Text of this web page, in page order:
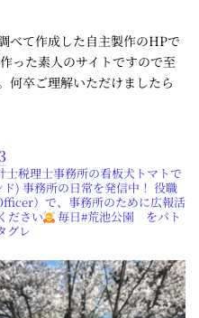
べて作成した自主製作のHPで
った素人のサイトですので至
何卒ご理解いただけましたら
税理士事務所の看板犬トマトで
) 事務所の日常を発信中！ 役職
）で、事務所のために広報活
ださい
毎日#荒池公園 をパト
グレ